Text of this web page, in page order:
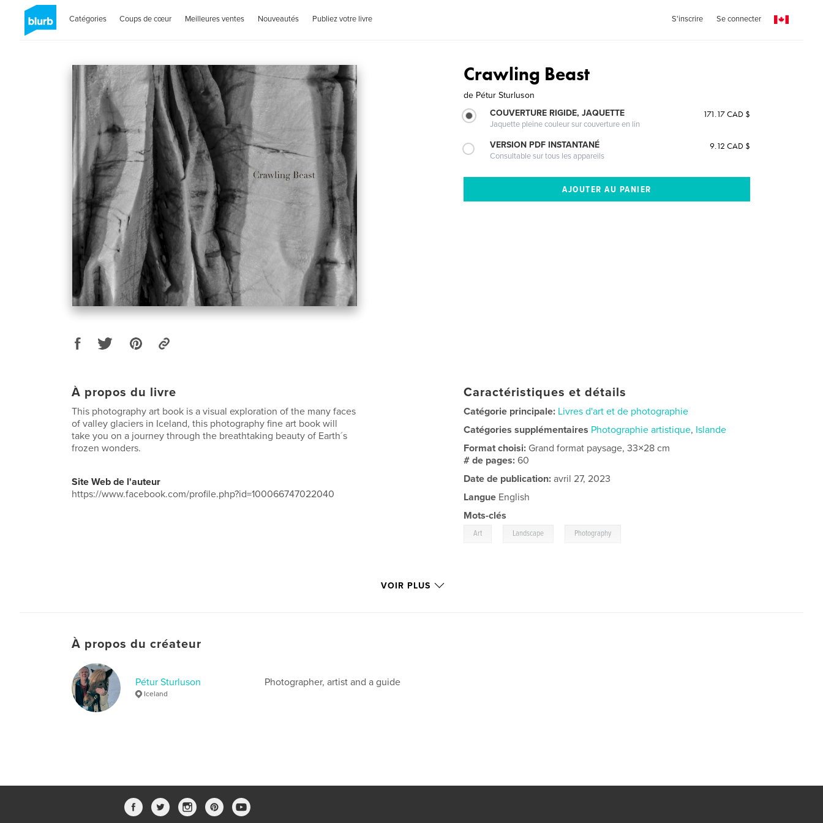
Catégories Coups de cœur Meilleures ventes Nouveautés Publiez votre livre S'inscrire Se connecter
Crawling Beast
de Pétur Sturluson
COUVERTURE RIGIDE, JAQUETTE
Jaquette pleine couleur sur couverture en lin
171.17 CAD $
VERSION PDF INSTANTANÉ
Consultable sur tous les appareils
9.12 CAD $
À propos du livre
This photography art book is a visual exploration of the many faces
of valley glaciers in Iceland, this photography fine art book will
take you on a journey through the breathtaking beauty of Earth´s
frozen wonders.
Site Web de l'auteur
https://www.facebook.com/profile.php?id=100066747022040
Caractéristiques et détails
Catégorie principale: Livres d'art et de photographie
Catégories supplémentaires Photographie artistique, Islande
Format choisi: Grand format paysage, 33×28 cm
# de pages:60
Date de publication: avril 27, 2023
Langue English
Mots-clés
Art Landscape Photography
VOIR PLUS
À propos du créateur
Pétur Sturluson
Iceland
Photographer, artist and a guide